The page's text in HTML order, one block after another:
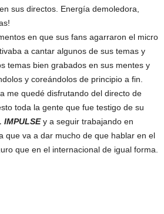
sus directos. Energía demoledora,
en que sus fans agarraron el micro
a cantar algunos de sus temas y
temas bien grabados en sus mentes y
y coreándolos de principio a fin.
me quedé disfrutando del directo de
toda la gente que fue testigo de su
IMPULSEy a seguir trabajando en
que va a dar mucho de que hablar en el
que en el internacional de igual forma.